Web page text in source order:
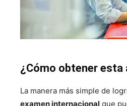
¿Cómo obtener esta
La manera más simple de
examen internacional que